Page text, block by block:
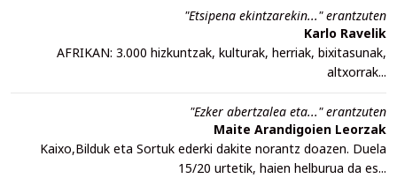
"Etsipena ekintzarekin..." erantzuten
Karlo Ravelik
AFRIKAN: 3.000 hizkuntzak, kulturak, herriak, bixitasunak,
altxorrak...
"Ezker abertzalea eta..." erantzuten
Maite Arandigoien Leorzak
Kaixo,Bilduk eta Sortuk ederki dakite norantz doazen. Duela
15/20 urtetik, haien helburua da es...